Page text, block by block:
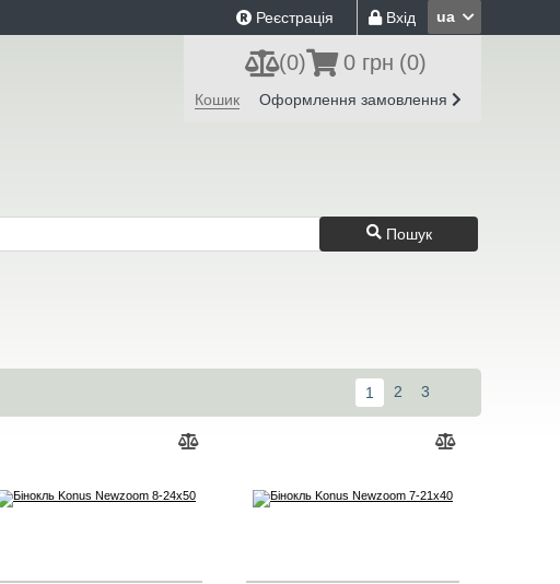
ua
Вхід
Реєстрація
(0) 0 грн (0)
Кошик Оформлення замовлення
Пошук
1 2 3